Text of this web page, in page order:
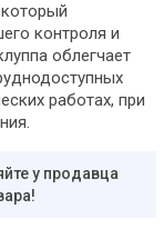
контроля и
облегчает
работах, при
у продавца